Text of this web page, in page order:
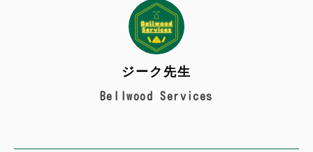
ジーク先生
Bellwood Services